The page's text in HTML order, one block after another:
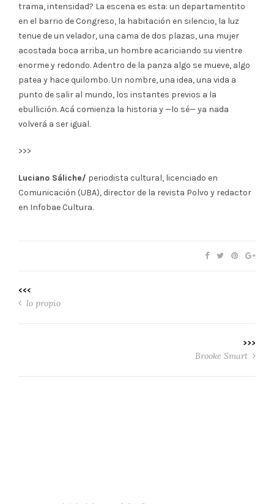
trama, intensidad? La escena es esta: un departamentito
en el barrio de Congreso, la habitación en silencio, la luz
tenue de un velador, una cama de dos plazas, una mujer
acostada boca arriba, un hombre acariciando su vientre
enorme y redondo. Adentro de la panza algo se mueve, algo
patea y hace quilombo. Un nombre, una idea, una vida a
punto de salir al mundo, los instantes previos a la
ebullición. Acá comienza la historia y —lo sé— ya nada
volverá a ser igual.
>>>
Luciano Sáliche/ periodista cultural, licenciado en
Comunicación (UBA), director de la revista Polvo y redactor
en Infobae Cultura.
<<<
lo propio
>>>
Brooke Smart